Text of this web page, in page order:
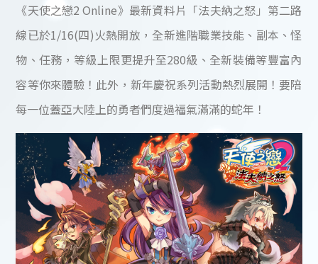
《天使之戀2 Online》最新資料片「法夫納之怒」第二路
線已於1/16(四)火熱開放，全新進階職業技能、副本、怪
物、任務，等級上限更提升至280級、全新裝備等豐富內
容等你來體驗！此外，新年慶祝系列活動熱烈展開！要陪
每一位蓋亞大陸上的勇者們度過福氣滿滿的蛇年！